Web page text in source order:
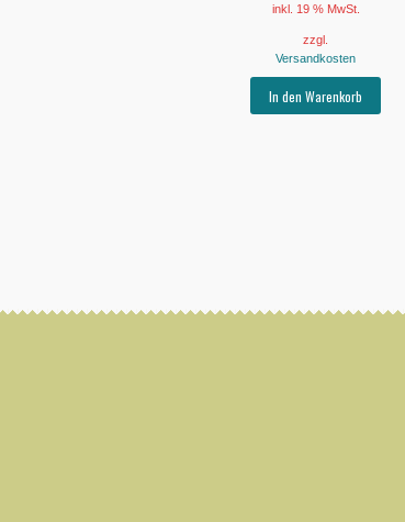
inkl. 19 % MwSt.
zzgl.
Versandkosten
In den Warenkorb